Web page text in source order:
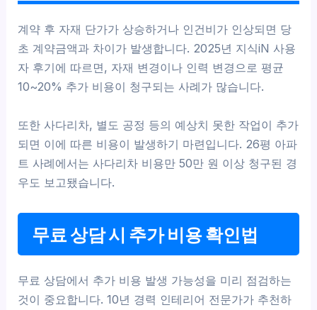
계약 후 자재 단가가 상승하거나 인건비가 인상되면 당
초 계약금액과 차이가 발생합니다. 2025년 지식iN 사용
자 후기에 따르면, 자재 변경이나 인력 변경으로 평균
10~20% 추가 비용이 청구되는 사례가 많습니다.
또한 사다리차, 별도 공정 등의 예상치 못한 작업이 추가
되면 이에 따른 비용이 발생하기 마련입니다. 26평 아파
트 사례에서는 사다리차 비용만 50만 원 이상 청구된 경
우도 보고됐습니다.
무료 상담 시 추가 비용 확인법
무료 상담에서 추가 비용 발생 가능성을 미리 점검하는
것이 중요합니다. 10년 경력 인테리어 전문가가 추천하